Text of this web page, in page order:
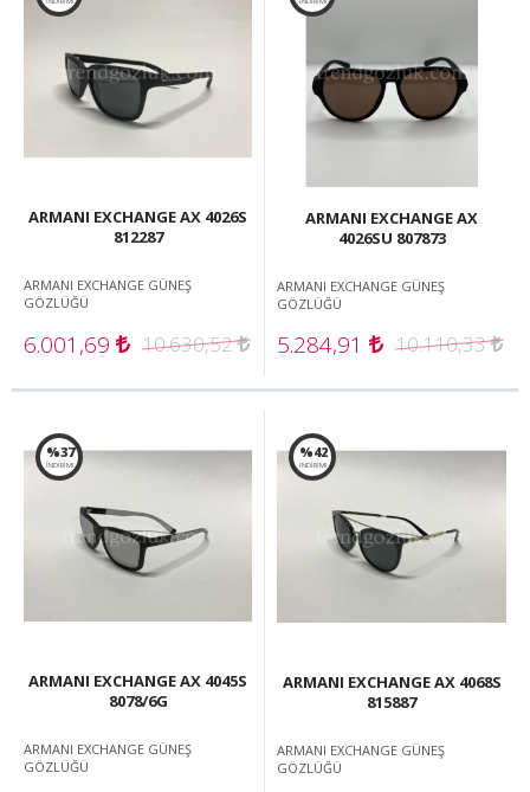
ARMANI EXCHANGE AX 4026S
812287
ARMANI EXCHANGE GÜNEŞ
GÖZLÜĞÜ
6.001,69 10.630,52
ARMANI EXCHANGE AX
4026SU 807873
ARMANI EXCHANGE GÜNEŞ
GÖZLÜĞÜ
5.284,91 10.110,33
%37
İNDİRİM!
ARMANI EXCHANGE AX 4045S
8078/6G
ARMANI EXCHANGE GÜNEŞ
GÖZLÜĞÜ
%42
İNDİRİM!
ARMANI EXCHANGE AX 4068S
815887
ARMANI EXCHANGE GÜNEŞ
GÖZLÜĞÜ